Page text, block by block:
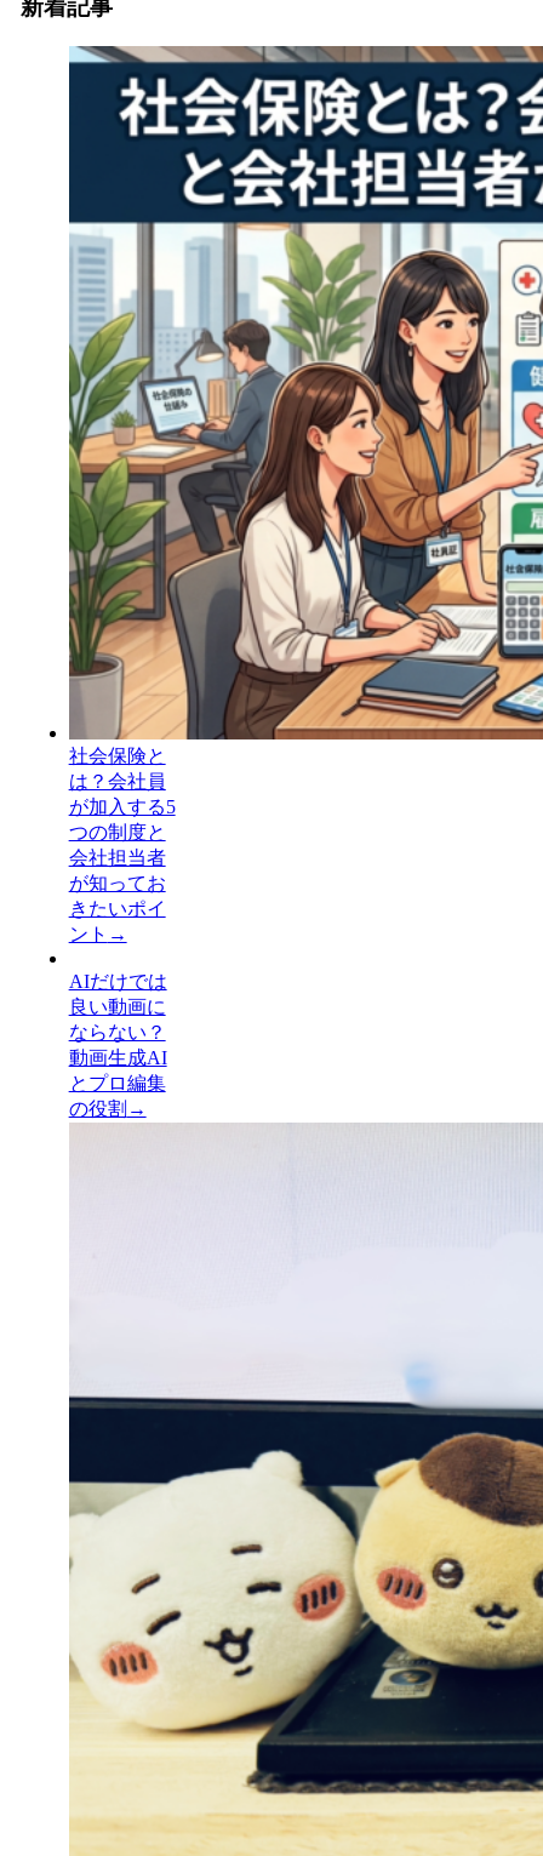
新着記事
社会保険と
は？会社員
が加入する5
つの制度と
会社担当者
が知ってお
きたいポイ
ント →
AIだけでは
良い動画に
ならない？
動画生成AI
とプロ編集
の役割 →